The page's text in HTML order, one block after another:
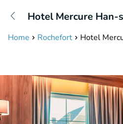
Hotel Mercure Han-
Home Rochefort Hotel